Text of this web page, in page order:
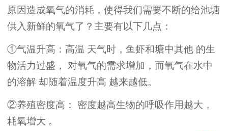
原因造成氧气的消耗，使得我们需要不断的给池塘
供入新鲜的氧气了？主要有以下几点：
①气温升高 ：高温 天气时 ， 鱼虾和塘中其他 的生
物活力过盛， 对氧气的需求增加，而氧气在水中
的溶解 却随着温度升高 越来越低。
②养殖密度高 ： 密度越高生物的呼吸作用越大，
耗氧增大 。